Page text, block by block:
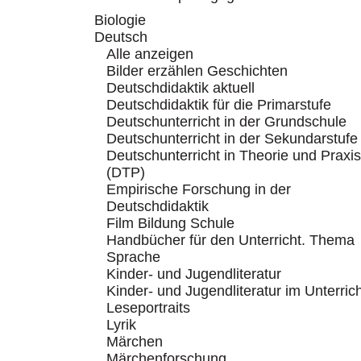
Biologie
Deutsch
Alle anzeigen
Bilder erzählen Geschichten
Deutschdidaktik aktuell
Deutschdidaktik für die Primarstufe
Deutschunterricht in der Grundschule
Deutschunterricht in der Sekundarstufe
Deutschunterricht in Theorie und Praxis
(DTP)
Empirische Forschung in der
Deutschdidaktik
Film Bildung Schule
Handbücher für den Unterricht. Thema
Sprache
Kinder- und Jugendliteratur
Kinder- und Jugendliteratur im
Leseportraits
Lyrik
Märchen